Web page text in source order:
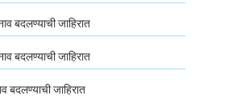
बदलण्याची जाहिरात
बदलण्याची जाहिरात
बदलण्याची जाहिरात